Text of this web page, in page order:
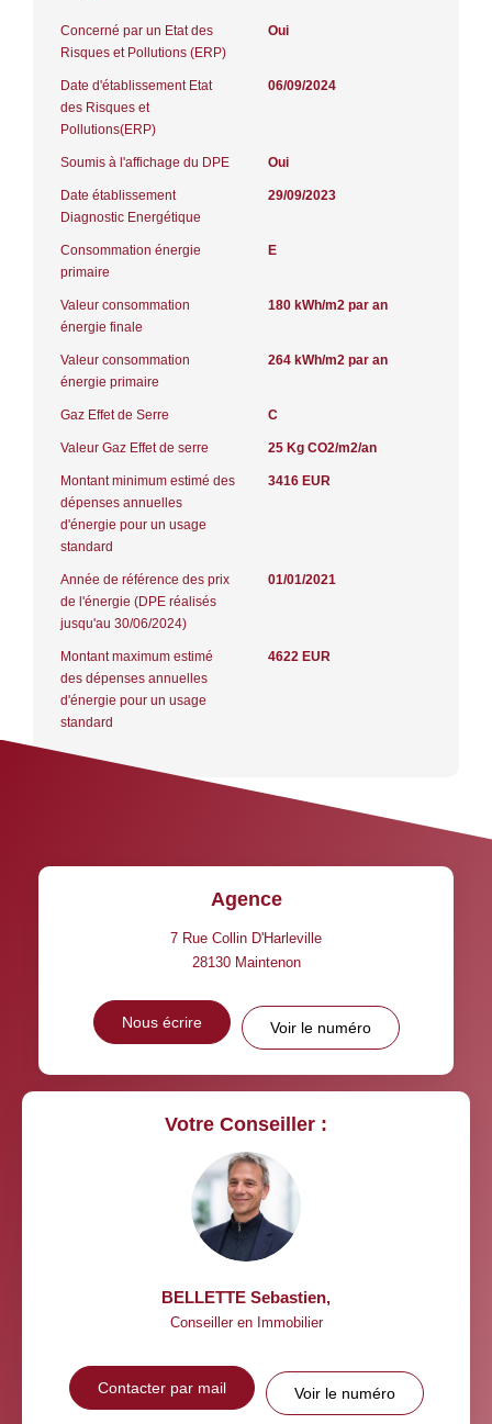
Concerné par un Etat des
Risques et Pollutions (ERP)
Oui
Date d'établissement Etat
des Risques et
Pollutions(ERP)
06/09/2024
Soumis à l'affichage du DPE Oui
Date établissement
Diagnostic Energétique
29/09/2023
Consommation énergie
primaire
E
Valeur consommation
énergie finale
180 kWh/m2 par an
Valeur consommation
énergie primaire
264 kWh/m2 par an
Gaz Effet de Serre C
Valeur Gaz Effet de serre 25 Kg CO2/m2/an
Montant minimum estimé des
dépenses annuelles
d'énergie pour un usage
standard
3416 EUR
Année de référence des prix
de l'énergie (DPE réalisés
jusqu'au 30/06/2024)
01/01/2021
Montant maximum estimé
des dépenses annuelles
d'énergie pour un usage
standard
4622 EUR
Agence
7 Rue Collin D'Harleville
28130 Maintenon
Nous écrire Voir le numéro
Votre Conseiller :
BELLETTE Sebastien,
Conseiller en Immobilier
Contacter par mail Voir le numéro